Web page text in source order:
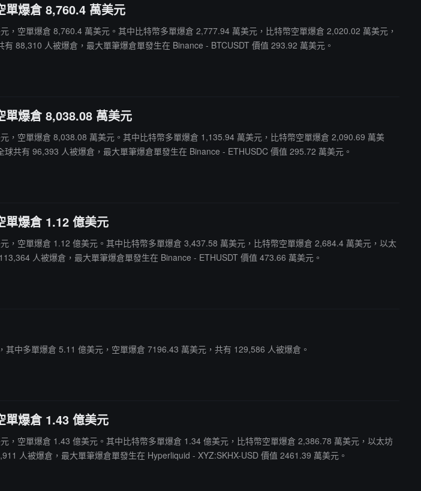
單爆倉 8,760.4 萬美元
空單爆倉 8,760.4 萬美元。其中比特幣多單爆倉 2,777.94 萬美元，比特幣空單爆倉 2,020.02 萬美元，
88,310 人被爆倉，最大單筆爆倉單發生在 Binance - BTCUSDT 價值 293.92 萬美元。
單爆倉 8,038.08 萬美元
空單爆倉 8,038.08 萬美元。其中比特幣多單爆倉 1,135.94 萬美元，比特幣空單爆倉 2,090.69 萬美
共有 96,393 人被爆倉，最大單筆爆倉單發生在 Binance - ETHUSDC 價值 295.72 萬美元。
單爆倉 1.12 億美元
空單爆倉 1.12 億美元。其中比特幣多單爆倉 3,437.58 萬美元，比特幣空單爆倉 2,684.4 萬美元，以太
人被爆倉，最大單筆爆倉單發生在 Binance - ETHUSDT 價值 473.66 萬美元。
中多單爆倉 5.11 億美元，空單爆倉 7196.43 萬美元，共有 129,586 人被爆倉。
單爆倉 1.43 億美元
空單爆倉 1.43 億美元。其中比特幣多單爆倉 1.34 億美元，比特幣空單爆倉 2,386.78 萬美元，以太坊
人被爆倉，最大單筆爆倉單發生在 Hyperliquid - XYZ:SKHX-USD 價值 2461.39 萬美元。